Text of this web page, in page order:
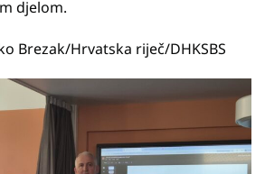
djelom.
Brezak/Hrvatska riječ/DHKSBS